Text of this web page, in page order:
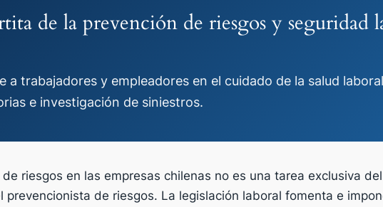
de la prevención de riesgos y seguridad
a trabajadores y empleadores en el cuidado de la salud
e investigación de siniestros.
riesgos en las empresas chilenas no es una tarea exclusiva
prevencionista de riesgos. La legislación laboral fomenta e